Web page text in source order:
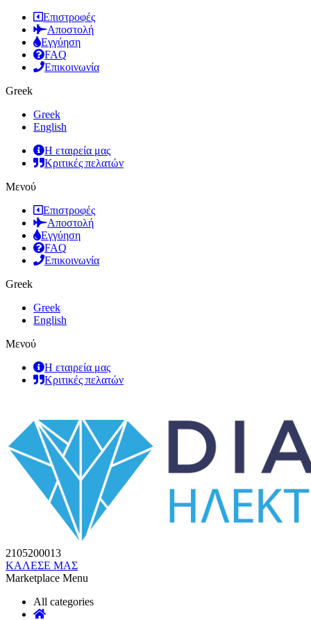
Επιστροφές
Αποστολή
Εγγύηση
FAQ
Επικοινωνία
Greek
Greek
English
Η εταιρεία μας
Κριτικές πελατών
Μενού
Επιστροφές
Αποστολή
Εγγύηση
FAQ
Επικοινωνία
Greek
Greek
English
Μενού
Η εταιρεία μας
Κριτικές πελατών
2105200013
ΚΑΛΕΣΕ ΜΑΣ
Marketplace Menu
All categories